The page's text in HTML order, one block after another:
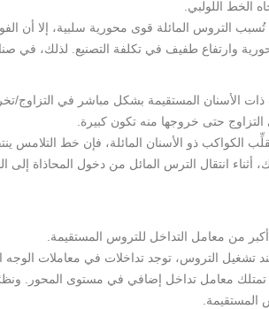
الخط اللولبي.
التروس المائلة قوى محورية سلبية، إلا أن
وارتفاع طفيف في تكلفة التصنيع. لذلك،
الأسنان المستقيمة بشكل مباشر في التزاوج/
حتى خروجها منه تكون كبيرة.
الكواكب ذو الأسنان المائلة، فإن خط
أثناء انتقال الترس المائل من دخول المحاذاة
من معامل التداخل للتروس المستقيمة.
تشغيل التروس، توجد تداخلات في معاملات
تمتلك معامل تداخل إضافي في مستوى المحور.
المستقيمة.